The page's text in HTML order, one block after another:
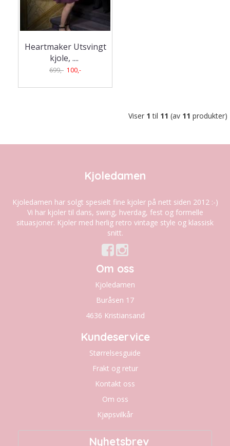
Heartmaker Utsvingt
kjole, ....
699,- 100,-
Viser 1 til 11 (av 11 produkter)
Kjoledamen
Kjoledamen har solgt spesielt fine kjoler på nett siden 2012 :-)
Vi har kjoler til dans, swing, hverdag, fest og formelle
situasjoner. Kjoler med herlig retro vintage style og klassisk
snitt.
Om oss
Kjoledamen
Buråsen 17
4636 Kristiansand
Kundeservice
Størrelsesguide
Frakt og retur
Kontakt oss
Om oss
Kjøpsvilkår
Nyhetsbrev